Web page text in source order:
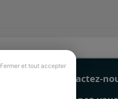
Fermer et tout accepter
Contactez-